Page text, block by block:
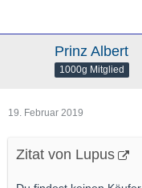
Prinz Albert
1000g Mitglied
19. Februar 2019
Zitat von Lupus